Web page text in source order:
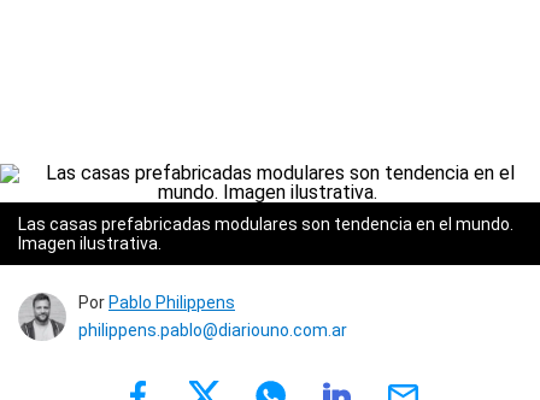
Las casas prefabricadas modulares son tendencia en el mundo.
Imagen ilustrativa.
Por Pablo Philippens
philippens.pablo@diariouno.com.ar